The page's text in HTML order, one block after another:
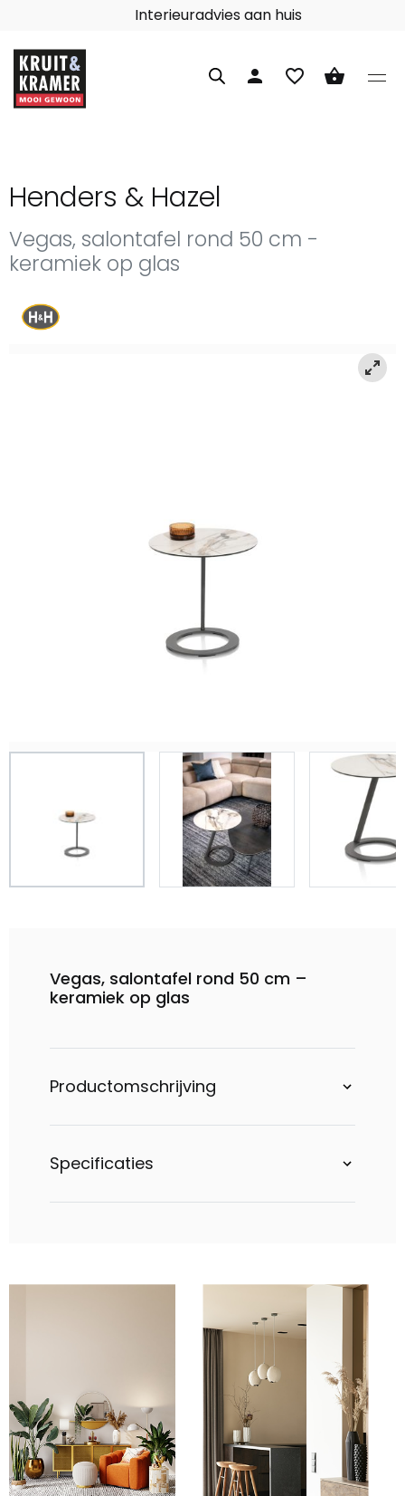
Interieuradvies aan huis
person favorite_border shopping_basket
Henders & Hazel
Vegas, salontafel rond 50 cm -
keramiek op glas
Vegas, salontafel rond 50 cm –
keramiek op glas
Productomschrijving
Specificaties